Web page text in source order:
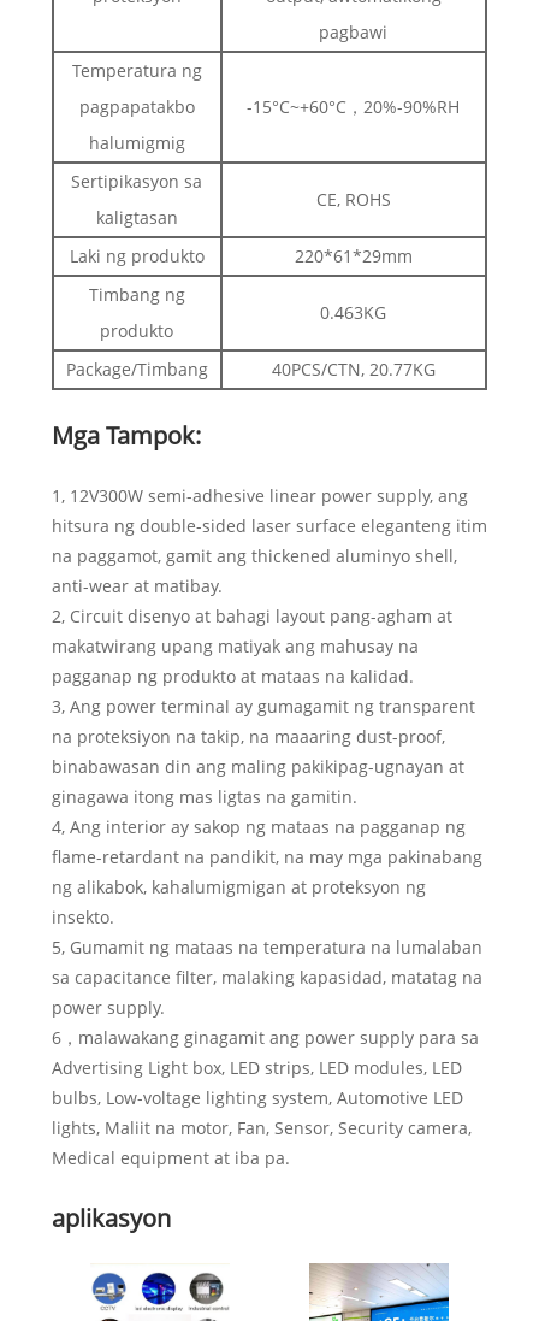
pagbawi
Temperatura ng
pagpapatakbo
halumigmig
-15°C~+60°C，20%-90%RH
Sertipikasyon sa
kaligtasan
CE, ROHS
Laki ng produkto
220*61*29mm
Timbang ng
produkto
0.463KG
Package/Timbang 40PCS/CTN, 20.77KG
Mga Tampok:
1, 12V300W semi-adhesive linear power supply, ang
hitsura ng double-sided laser surface eleganteng itim
na paggamot, gamit ang thickened aluminyo shell,
anti-wear at matibay.
2, Circuit disenyo at bahagi layout pang-agham at
makatwirang upang matiyak ang mahusay na
pagganap ng produkto at mataas na kalidad.
3, Ang power terminal ay gumagamit ng transparent
na proteksiyon na takip, na maaaring dust-proof,
binabawasan din ang maling pakikipag-ugnayan at
ginagawa itong mas ligtas na gamitin.
4, Ang interior ay sakop ng mataas na pagganap ng
flame-retardant na pandikit, na may mga pakinabang
ng alikabok, kahalumigmigan at proteksyon ng
insekto.
5, Gumamit ng mataas na temperatura na lumalaban
sa capacitance filter, malaking kapasidad, matatag na
power supply.
6，malawakang ginagamit ang power supply para sa
Advertising Light box, LED strips, LED modules, LED
bulbs, Low-voltage lighting system, Automotive LED
lights, Maliit na motor, Fan, Sensor, Security camera,
Medical equipment at iba pa.
aplikasyon